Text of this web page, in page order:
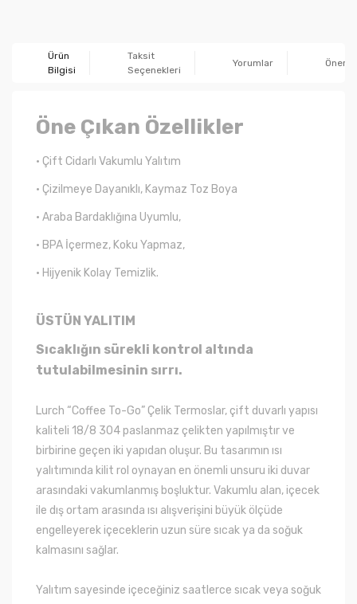
Ürün
Bilgisi
Taksit
Seçenekleri
Yorumlar
Öne Çıkan Özellikler
• Çift Cidarlı Vakumlu Yalıtım
• Çizilmeye Dayanıklı, Kaymaz Toz Boya
• Araba Bardaklığına Uyumlu,
• BPA İçermez, Koku Yapmaz,
• Hijyenik Kolay Temizlik.
ÜSTÜN YALITIM
Sıcaklığın sürekli kontrol altında
tutulabilmesinin sırrı.
Lurch “Coffee To-Go” Çelik Termoslar, çift duvarlı yapısı
kaliteli 18/8 304 paslanmaz çelikten yapılmıştır ve
birbirine geçen iki yapıdan oluşur. Bu tasarımın ısı
yalıtımında kilit rol oynayan en önemli unsuru iki duvar
arasındaki vakumlanmış boşluktur. Vakumlu alan, içecek
ile dış ortam arasında ısı alışverişini büyük ölçüde
engelleyerek içeceklerin uzun süre sıcak ya da soğuk
kalmasını sağlar.
Yalıtım sayesinde içeceğiniz saatlerce sıcak veya soğuk